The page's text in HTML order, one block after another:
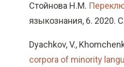
Стойнова Н.М.
языкознания, 6. 2020.
Dyachkov, V.,
corpora of minority